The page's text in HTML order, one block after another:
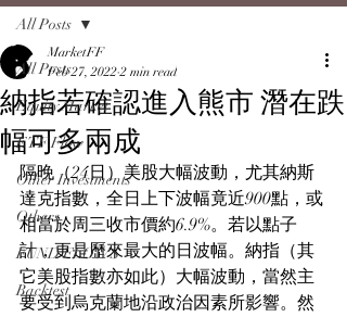
All Posts
Equity Market
ETF Flow
Other Investments
Others
FUND FLOWS
Backtest
All Posts
納指若確認進入熊市 潛在跌
幅可多兩成
MarketFF
Feb 27, 2022 2 min read
隔晚（24日）美股大幅波動，尤其納斯
達克指數，全日上下波幅竟近900點，或
相當於周三收市價約6.9%。若以點子
計，更是歷來最大的日波幅。納指（其
它美股指數亦如此）大幅波動，當然主
要受到烏克蘭地沿政治因素所影響。然